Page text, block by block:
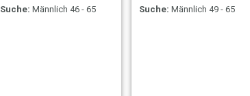
Suche: Männlich 46 - 65
Suche: Männlich 49 - 65